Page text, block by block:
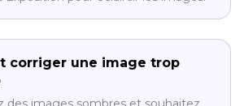
corriger une image trop